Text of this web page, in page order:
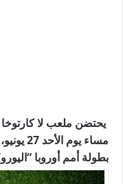
يحتضن ملعب لا كارتوخا
بطولة أمم أوروبا